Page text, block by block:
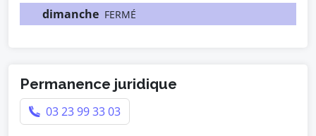
dimanche FERMÉ
Permanence juridique
03 23 99 33 03